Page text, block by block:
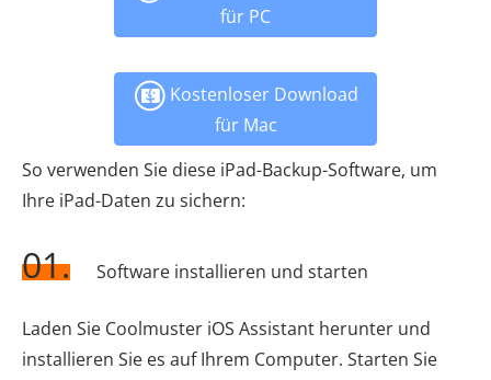
für PC
Kostenloser Download
für Mac
So verwenden Sie diese iPad-Backup-Software, um
Ihre iPad-Daten zu sichern:
01. Software installieren und starten
Laden Sie Coolmuster iOS Assistant herunter und
installieren Sie es auf Ihrem Computer. Starten Sie